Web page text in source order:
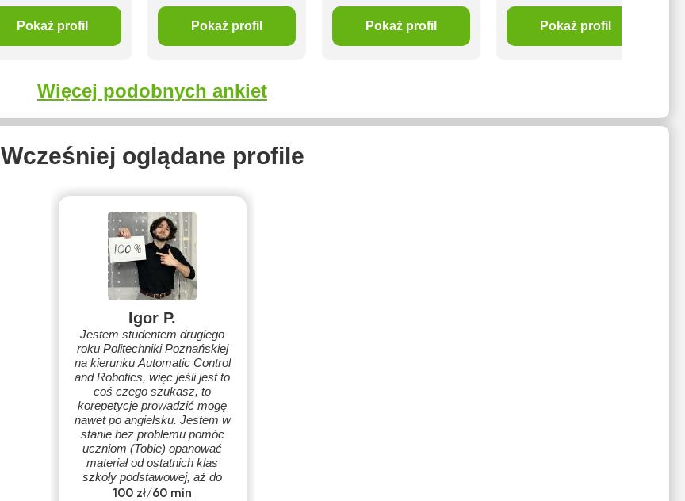
Pokaż profil Pokaż profil Pokaż profil Pokaż profil
Więcej podobnych ankiet
Wcześniej oglądane profile
Igor P.
Jestem studentem drugiego
roku Politechniki Poznańskiej
na kierunku Automatic Control
and Robotics, więc jeśli jest to
coś czego szukasz, to
korepetycje prowadzić mogę
nawet po angielsku. Jestem w
stanie bez problemu pomóc
uczniom (Tobie) opanować
materiał od ostatnich klas
szkoły podstawowej, aż do
klasy maturalnej.
100 zł/60 min